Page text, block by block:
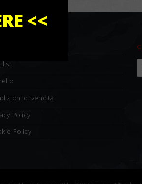
di vendita
Policy
Policy
<<